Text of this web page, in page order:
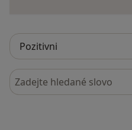
Hledejte v názorech